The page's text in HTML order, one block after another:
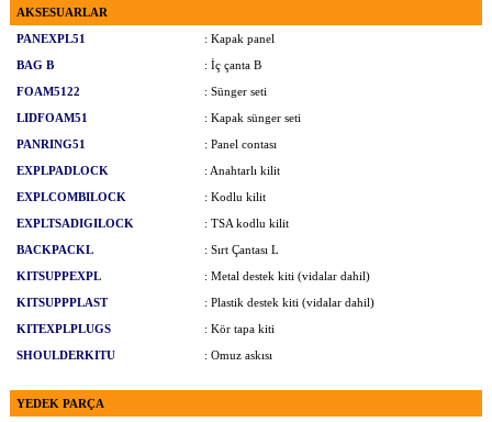
AKSESUARLAR
PANEXPL51
: Kapak panel
BAG B
: İç çanta B
FOAM5122
: Sünger seti
LIDFOAM51
: Kapak sünger seti
PANRING51
: Panel contası
EXPLPADLOCK
: Anahtarlı kilit
EXPLCOMBILOCK
: Kodlu kilit
EXPLTSADIGILOCK
: TSA kodlu kilit
BACKPACKL
: Sırt Çantası L
KITSUPPEXPL
: Metal destek kiti (vidalar dahil)
KITSUPPPLAST
: Plastik destek kiti (vidalar dahil)
KITEXPLPLUGS
: Kör tapa kiti
SHOULDERKITU
: Omuz askısı
YEDEK PARÇA